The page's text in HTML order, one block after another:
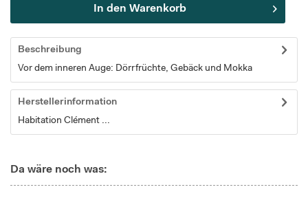
In den Warenkorb
Beschreibung
Vor dem inneren Auge: Dörrfrüchte, Gebäck und Mokka
Herstellerinformation
Habitation Clément ...
Da wäre noch was: